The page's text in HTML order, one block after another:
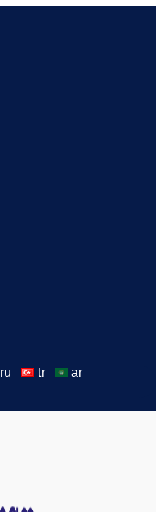
ru tr ar